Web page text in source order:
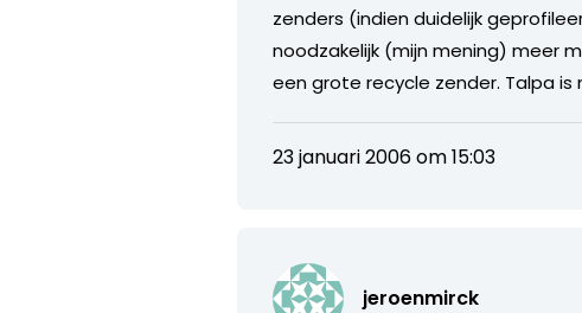
zenders (indien duidelijk
noodzakelijk (mijn mening) meer
een grote recycle zender. Talpa is
23 januari 2006 om 15:03
jeroenmirck